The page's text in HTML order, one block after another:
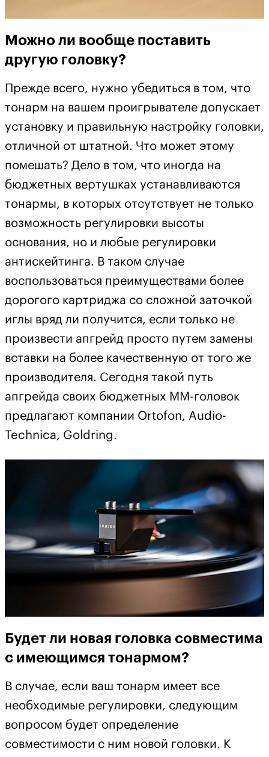
Можно ли вообще поставить
другую головку?
Прежде всего, нужно убедиться в том, что
тонарм на вашем проигрывателе допускает
установку и правильную настройку головки,
отличной от штатной. Что может этому
помешать? Дело в том, что иногда на
бюджетных вертушках устанавливаются
тонармы, в которых отсутствует не только
возможность регулировки высоты
основания, но и любые регулировки
антискейтинга. В таком случае
воспользоваться преимуществами более
дорогого картриджа со сложной заточкой
иглы вряд ли получится, если только не
произвести апгрейд просто путем замены
вставки на более качественную от того же
производителя. Сегодня такой путь
апгрейда своих бюджетных ММ-головок
предлагают компании Ortofon, Audio-
Technica, Goldring.
Будет ли новая головка совместима
с имеющимся тонармом?
В случае, если ваш тонарм имеет все
необходимые регулировки, следующим
вопросом будет определение
совместимости с ним новой головки. К